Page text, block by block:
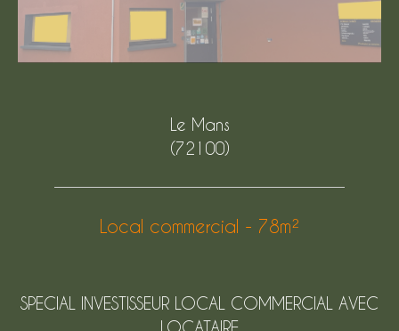
Le Mans
(72100)
Local commercial - 78m²
SPECIAL INVESTISSEUR LOCAL COMMERCIAL AVEC
LOCATAIRE